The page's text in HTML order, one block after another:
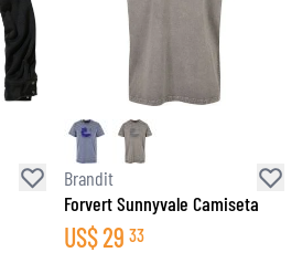
Brandit
Forvert Sunnyvale Camiseta
US$29 33